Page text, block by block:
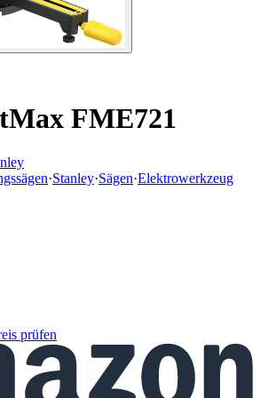
FME721
·Stanley·Sägen·Elektrowerkzeug
prüfen